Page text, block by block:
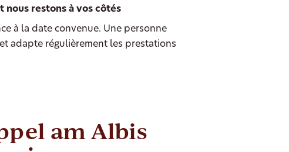
nous restons à vos côtés
à la date convenue. Une personne
adapte régulièrement les prestations
am Albis